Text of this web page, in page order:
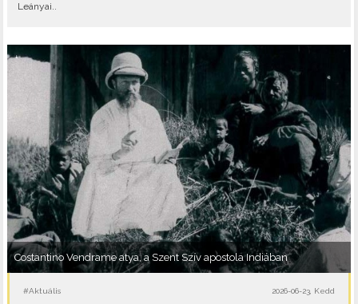
Leányai..
Costantino Vendrame atya, a Szent Szív apostola Indiában
#Aktuális 2026-06-23, Kedd